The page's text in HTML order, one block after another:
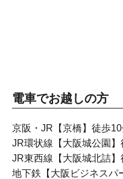
電車でお越しの方
京阪・JR【京橋】徒歩10
JR環状線【大阪城公園】
JR東西線【大阪城北詰】
地下鉄【大阪ビジネスパ